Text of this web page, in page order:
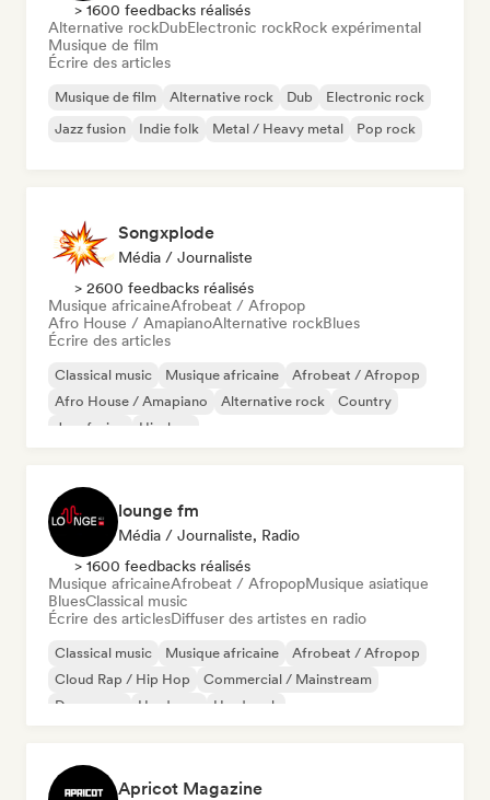
> 1600 feedbacks réalisés
Alternative rockDubElectronic rockRock expérimental
Musique de film
Écrire des articles
Musique de film Alternative rock Dub
Electronic rock
Jazz fusion
Indie folk Metal / Heavy metal Pop rock
Songxplode
Média / Journaliste
> 2600 feedbacks réalisés
Musique africaineAfrobeat / Afropop
Afro House / AmapianoAlternative rockBlues
Écrire des articles
Classical music Musique africaine
Afrobeat / Afropop
Afro House / Amapiano
Alternative rock
Country
Jazz fusion
Hip-hop
lounge fm
Média / Journaliste, Radio
> 1600 feedbacks réalisés
Musique africaineAfrobeat / AfropopMusique asiatique
BluesClassical music
Écrire des articlesDiffuser des artistes en radio
Classical music Musique africaine
Afrobeat / Afropop
Cloud Rap / Hip Hop
Commercial / Mainstream
Dance pop
Hardcore Hard rock
Apricot Magazine